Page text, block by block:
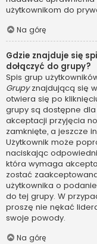
użytkownikom do
Na górę
Gdzie znajduje się
dołączyć do grupy?
Spis grup
Grupyznajdującą się
otwiera się po
grupy są dostępne
akceptacji przyjęcia
zamknięte, a jeszcze
Użytkownik może
naciskając
która wymaga
zostać
użytkownika o
do tej grupy. W
proszę nie nękać
swoje powody.
Na górę